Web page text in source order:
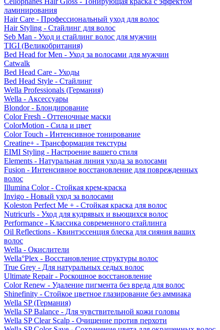
ламинирования
Hair Care - Профессиональный уход для волос
Hair Styling - Стайлинг для волос
Seb Man - Уход и стайлинг волос для мужчин
TIGI (Великобритания)
Bed Head for Men - Уход за волосами для мужчин
Catwalk
Bed Head Care - Уходы
Bed Head Style - Стайлинг
Wella Professionals (Германия)
Wella - Аксессуары
Blondor - Блондирование
Color Fresh - Оттеночные маски
ColorMotion - Сила и цвет
Color Touch - Интенсивное тонирование
Creatine+ - Трансформация текстуры
EIMI Styling - Настроение вашего стиля
Elements - Натуральная линия ухода за волосами
Fusion - Интенсивное восстановление для поврежденных
волос
Illumina Color - Стойкая крем-краска
Invigo - Новый уход за волосами
Koleston Perfect Me + - Стойкая краска для волос
Nutricurls - Уход для кудрявых и вьющихся волос
Performance - Классика современного стайлинга
Oil Reflections - Квинтэссенция блеска для сияния ваших
волос
Wella - Окислители
Wella°Plex - Восстановление структуры волос
True Grey - Для натуральных седых волос
Ultimate Repair - Роскошное восстановление
Color Renew - Удаление пигмента без вреда для волос
Shinefinity - Стойкое цветное глазирование без аммиака
Wella SP (Германия)
Wella SP Balance - Для чувствительной кожи головы
Wella SP Clear Scalp - Очищение против перхоти